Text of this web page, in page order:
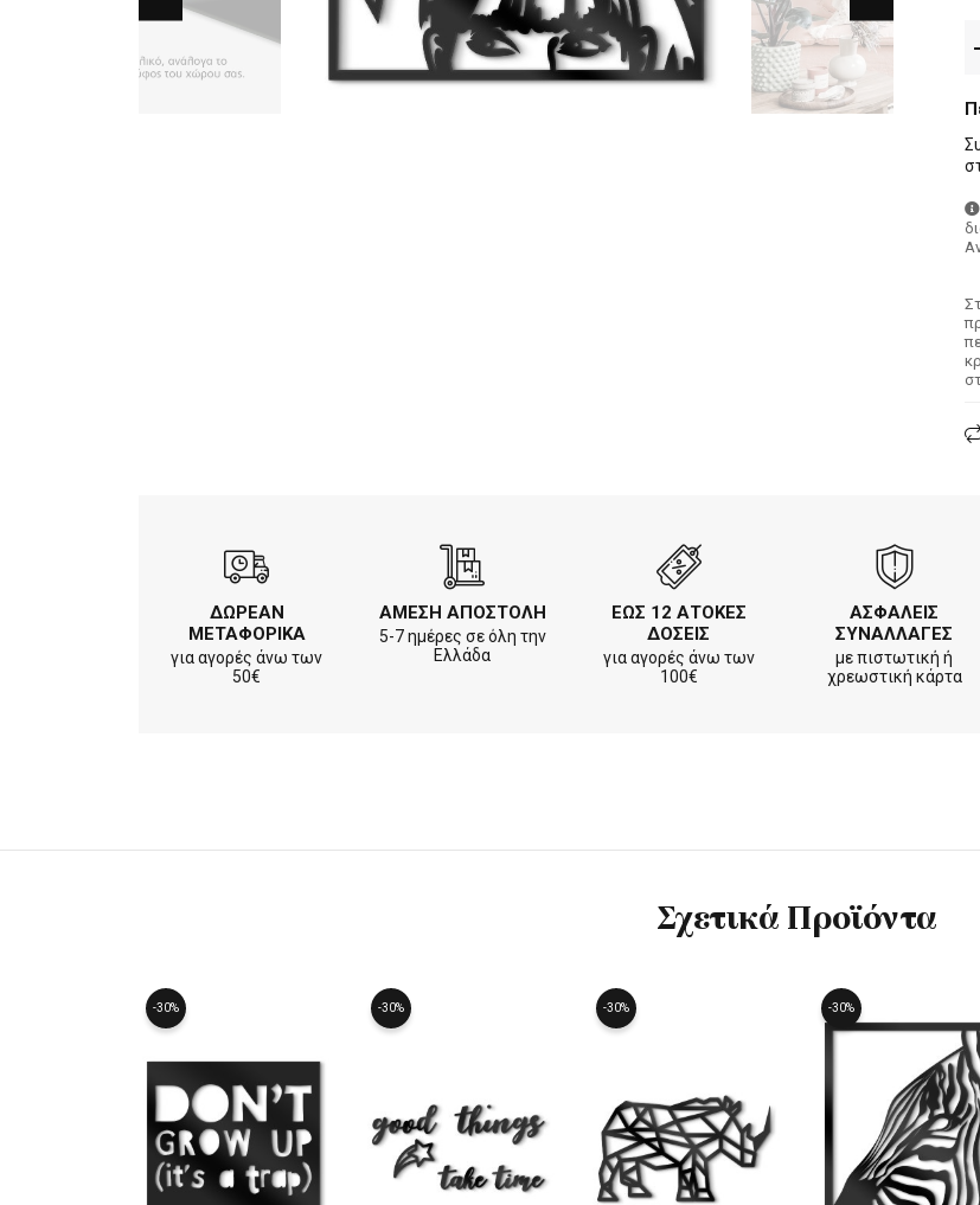
ΔΩΡΕΑΝ
ΜΕΤΑΦΟΡΙΚΑ
για αγορές άνω των
50€
ΑΜΕΣΗ ΑΠΟΣΤΟΛΗ
5-7 ημέρες σε όλη την
Ελλάδα
ΕΩΣ 12 ΑΤΟΚΕΣ
ΔΟΣΕΙΣ
για αγορές άνω των
100€
ΑΣΦΑΛΕΙΣ
ΣΥΝΑΛΛΑΓΕΣ
με πιστωτική ή
χρεωστική κάρτα
Σχετικά Προϊόντα
-30% -30% -30% -30%